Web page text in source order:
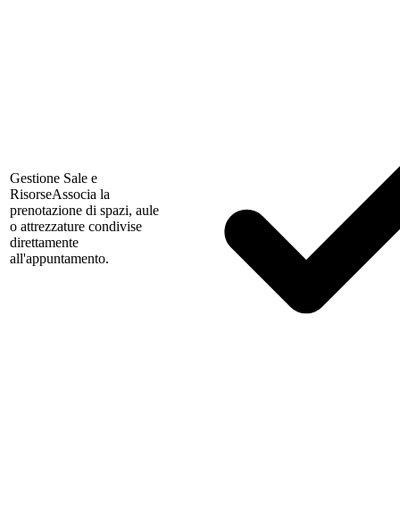
Gestione Sale e
RisorseAssocia la
prenotazione di spazi, aule
o attrezzature condivise
direttamente
all'appuntamento.